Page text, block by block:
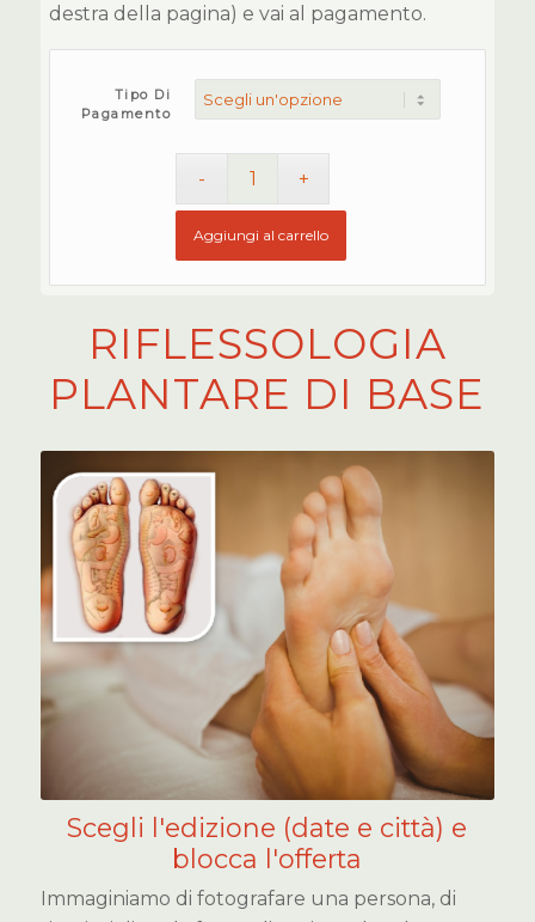
destra della pagina) e vai al pagamento.
Tipo Di
Pagamento
Aggiungi al carrello
RIFLESSOLOGIA
PLANTARE DI BASE
Scegli l'edizione (date e città) e
blocca l'offerta
Immaginiamo di fotografare una persona, di